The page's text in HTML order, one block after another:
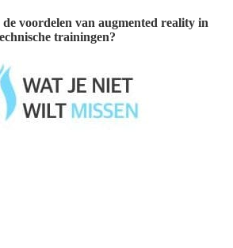
voordelen van augmented reality in
trainingen?